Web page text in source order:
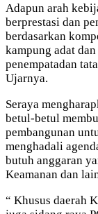
Adapun arah
berprestasi dan
berdasarkan
kampung adat
penempatadan
Ujarnya.
Seraya
betul-betul
pembangunan
menghadali
butuh anggaran
Keamanan dan
“ Khusus daerah